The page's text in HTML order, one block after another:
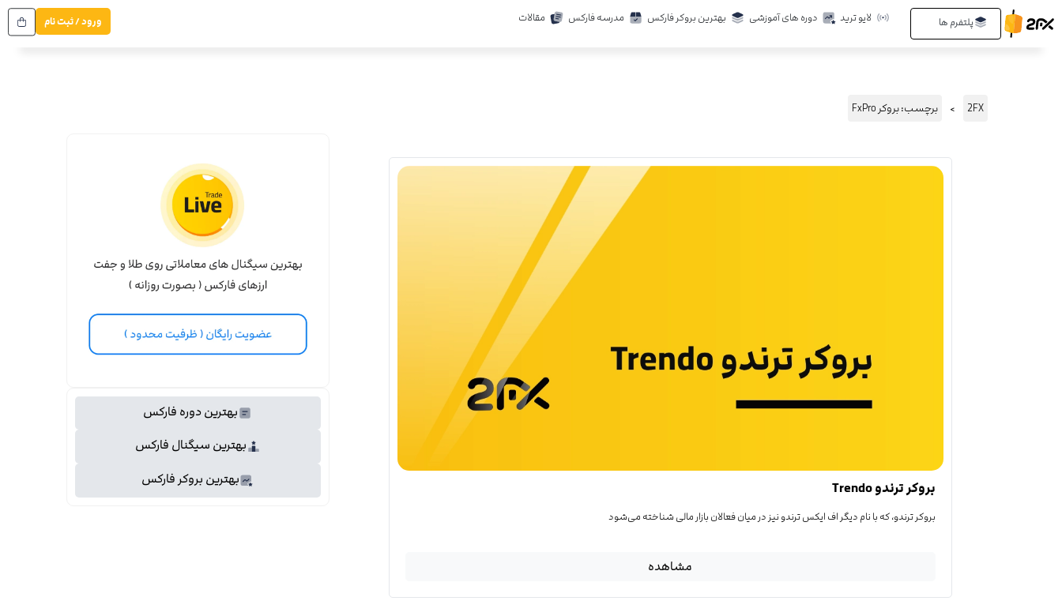
به
پلتفرم ها لایو ترید دوره های آموزشی بهترین بروکر فارکس مدرسه فارکس مقالات ورود / ثبت نام
2FX برچسب: بروکر FxPro
بروکر ترندو Trendo
بروکر ترندو، که با نام دیگر اف ایکس ترندو نیز در میان فعالان بازار مالی شناخته می‌شود
مشاهده
بهترین دوره فارکس
بهترین سیگنال فارکس
بهترین بروکر فارکس